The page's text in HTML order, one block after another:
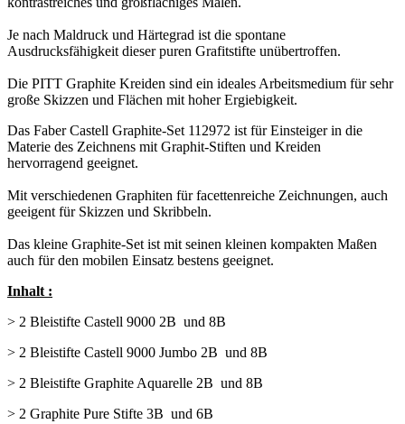
Je nach Maldruck und Härtegrad ist die spontane
Ausdrucksfähigkeit dieser puren Grafitstifte unübertroffen.
Die PITT Graphite Kreiden sind ein ideales Arbeitsmedium für sehr
große Skizzen und Flächen mit hoher Ergiebigkeit.
Das Faber Castell Graphite-Set 112972 ist für Einsteiger in die
Materie des Zeichnens mit Graphit-Stiften und Kreiden
hervorragend geeignet.
Mit verschiedenen Graphiten für facettenreiche Zeichnungen, auch
geeigent für Skizzen und Skribbeln.
Das kleine Graphite-Set ist mit seinen kleinen kompakten Maßen
auch für den mobilen Einsatz bestens geeignet.
Inhalt :
> 2 Bleistifte Castell 9000 2B und 8B
> 2 Bleistifte Castell 9000 Jumbo 2B und 8B
> 2 Bleistifte Graphite Aquarelle 2B und 8B
> 2 Graphite Pure Stifte 3B und 6B